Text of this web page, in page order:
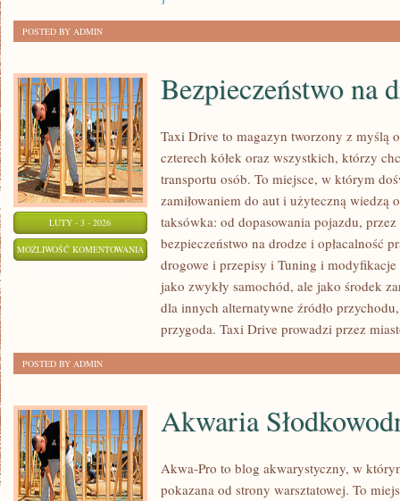
POSTED BY ADMIN
LUTY - 3 - 2026
MOŻLIWOŚĆ KOMENTOWANIA BEZPIECZEŃSTWO
DRODZE
Bezpieczeństwo na
Taxi Drive to magazyn tworzony z myślą
czterech kółek oraz wszystkich, którzy
transportu osób. To miejsce, w którym
zamiłowaniem do aut i użyteczną wiedzą
taksówka: od dopasowania pojazdu,
bezpieczeństwo na drodze i opłacalność
drogowe i przepisy i Tuning i
jako zwykły samochód, ale jako środek
dla innych alternatywne źródło
przygoda. Taxi Drive prowadzi przez
POSTED BY ADMIN
Akwaria
Akwa-Pro to blog akwarystyczny, w
pokazana od strony warsztatowej. To